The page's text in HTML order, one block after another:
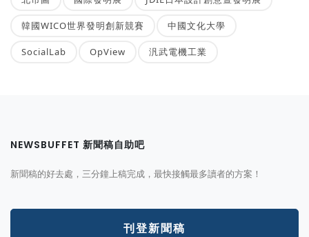
韓國WICO世界發明創新競賽 中國文化大學
SocialLab OpView 汎武電機工業
NEWSBUFFET 新聞稿自助吧
新聞稿的好去處，三分鐘上稿完成，最快接觸最多讀者的方案！
刊登新聞稿